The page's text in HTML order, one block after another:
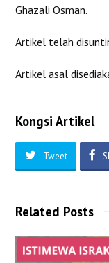
Ghazali Osman.
Artikel telah
Artikel asal
Kongsi Artikel
Tweet
Related Posts